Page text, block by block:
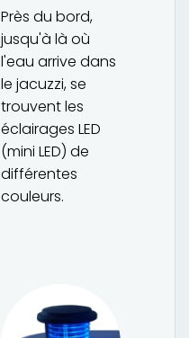
Près du bord,
jusqu'à là où
l'eau arrive dans
le jacuzzi, se
trouvent les
éclairages LED
(mini LED) de
différentes
couleurs.